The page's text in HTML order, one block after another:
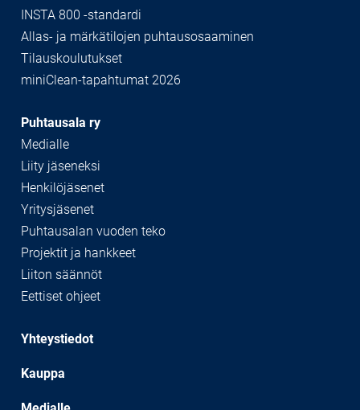
INSTA 800 -standardi
Allas- ja märkätilojen puhtausosaaminen
Tilauskoulutukset
miniClean-tapahtumat 2026
Puhtausala ry
Medialle
Liity jäseneksi
Henkilöjäsenet
Yritysjäsenet
Puhtausalan vuoden teko
Projektit ja hankkeet
Liiton säännöt
Eettiset ohjeet
Yhteystiedot
Kauppa